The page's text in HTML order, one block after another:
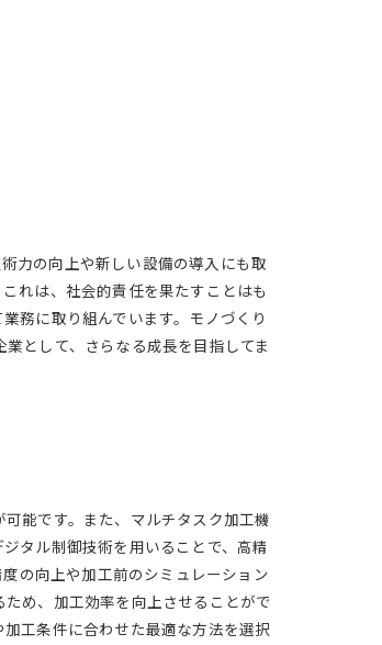
力の向上や新しい設備の導入にも取
れは、社会的責任を果たすことはも
務に取り組んでいます。モノづくり
として、さらなる成長を目指してま
能です。また、マルチタスク加工機
タル制御技術を用いることで、高精
の向上や加工前のシミュレーション
め、加工効率を向上させることがで
工条件に合わせた最適な方法を選択